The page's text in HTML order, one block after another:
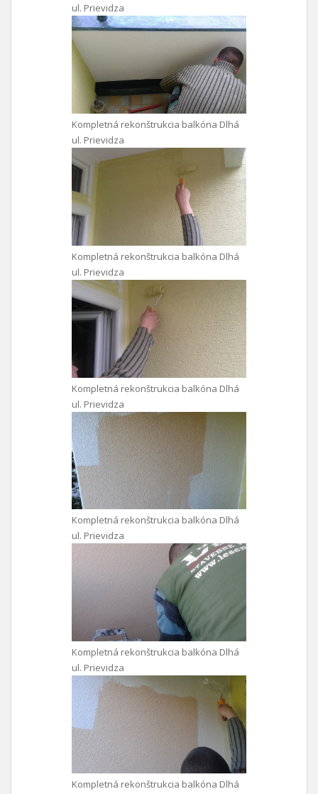
ul. Prievidza
Kompletná rekonštrukcia balkóna Dlhá
ul. Prievidza
Kompletná rekonštrukcia balkóna Dlhá
ul. Prievidza
Kompletná rekonštrukcia balkóna Dlhá
ul. Prievidza
Kompletná rekonštrukcia balkóna Dlhá
ul. Prievidza
Kompletná rekonštrukcia balkóna Dlhá
ul. Prievidza
Kompletná rekonštrukcia balkóna Dlhá